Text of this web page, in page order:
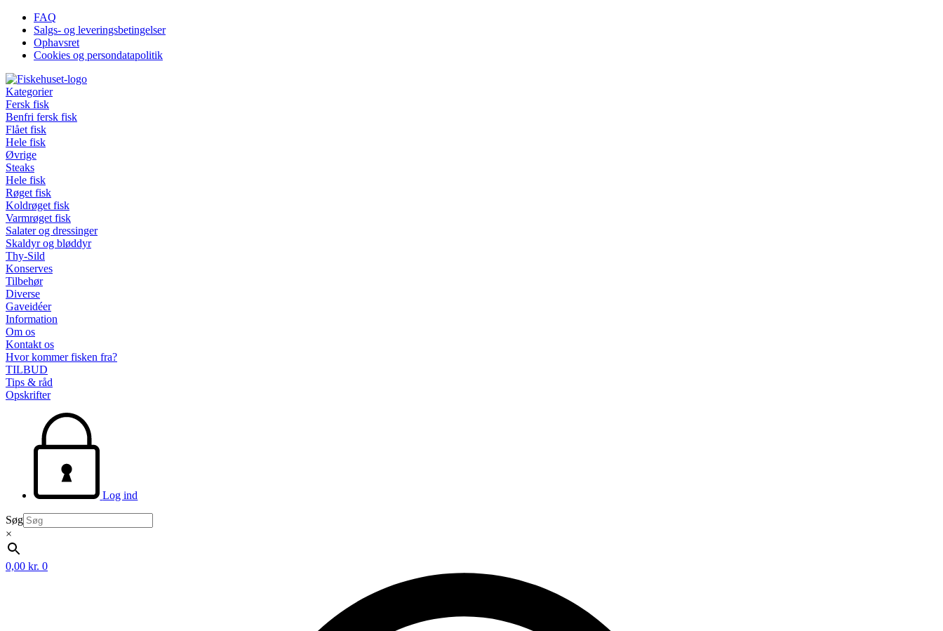
Videre
indhold
FAQ
Salgs- og leveringsbetingelser
Ophavsret
Cookies og persondatapolitik
Kategorier
Fersk fisk
Benfri fersk fisk
Flået fisk
Hele fisk
Øvrige
Steaks
Hele fisk
Røget fisk
Koldrøget fisk
Varmrøget fisk
Salater og dressinger
Skaldyr og bløddyr
Thy-Sild
Konserves
Tilbehør
Diverse
Gaveidéer
Information
Om os
Kontakt os
Hvor kommer fisken fra?
TILBUD
Tips & råd
Opskrifter
Log ind
Søg
×
0,00 kr. 0